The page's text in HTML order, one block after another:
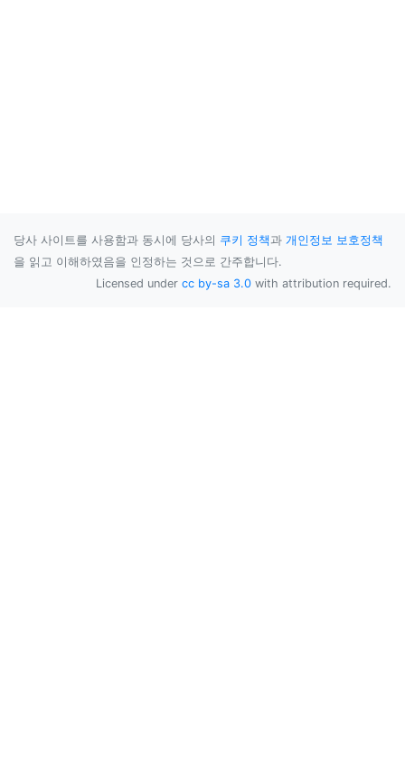
당사 사이트를 사용함과 동시에 당사의 쿠키 정책과 개인정보 보호정책
을 읽고 이해하였음을 인정하는 것으로 간주합니다.
Licensed under cc by-sa 3.0 with attribution required.